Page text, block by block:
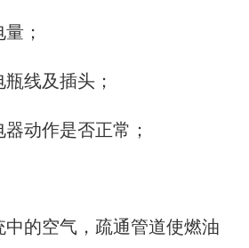
；
线及插头；
动作是否正常；
的空气，疏通管道使燃油